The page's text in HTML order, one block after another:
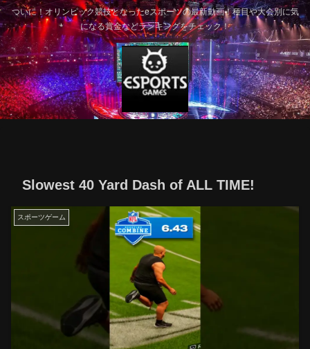
ついに！オリンピック競技となったeスポーツの最新動画！種目や大会別に気
になる賞金などランキングをチェック！
Slowest 40 Yard Dash of ALL TIME!
スポーツゲーム